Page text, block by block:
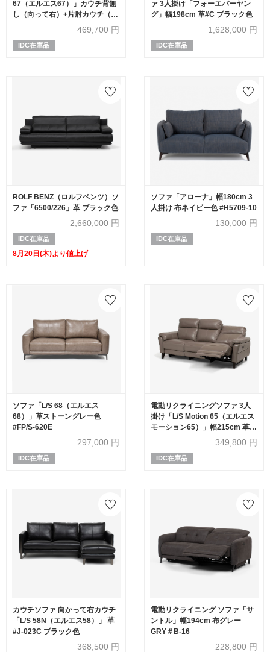
67（エルエス67）」カウチ背無
し（向って右）+片肘カウチ（向
って左） 革フロスト色 #J-156E
469,700 円
IDC在庫品
ァ 3人掛け「フォーエバーヤン
グ」幅198cm 革#C ブラック色
1,628,000 円
IDC在庫品
ROLF BENZ（ロルフベンツ）ソ
ファ「6500/226」革 ブラック色
2,660,000 円
IDC在庫品
8月20日(木)より値上げ
ソファ「アローナ」幅180cm 3
人掛け 布ネイビー色 #H5709-10
130,000 円
IDC在庫品
ソファ「L/S 68（エルエス
68）」革ストーングレー色
#FP/S-620E
297,000 円
IDC在庫品
電動リクライニングソファ 3人
掛け「L/S Motion 65（エルエス
モーション65）」幅215cm 革
#J/S-232E グラナイト色349,800 円
IDC在庫品
カウチソファ 向かって右カウチ
「L/S 58N（エルエス58）」 革
#J-023C ブラック色
368,500 円
電動リクライニング ソファ「サ
ントル」幅194cm 布グレー
GRY＃B-16
228,800 円